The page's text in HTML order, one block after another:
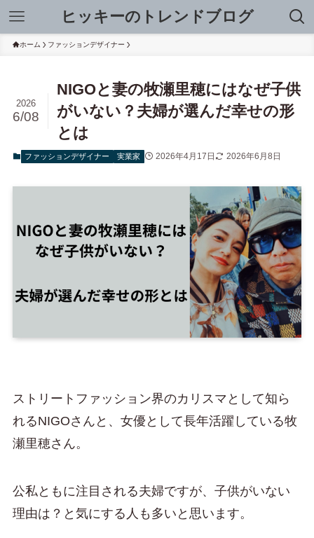
ヒッキーのトレンドブログ
ホーム ファッションデザイナー
NIGOと妻の牧瀬里穂にはなぜ子供
がいない？夫婦が選んだ幸せの形
とは
2026
6/08
ファッションデザイナー 実業家 2026年4月17日 2026年6月8日
ストリートファッション界のカリスマとして知ら
れるNIGOさんと、女優として長年活躍している牧
瀬里穂さん。
公私ともに注目される夫婦ですが、子供がいない
理由は？と気にする人も多いと思います。